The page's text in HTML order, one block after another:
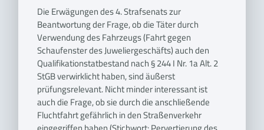
Die Erwägungen des 4. Strafsenats zur
Beantwortung der Frage, ob die Täter durch
Verwendung des Fahrzeugs (Fahrt gegen
Schaufenster des Juweliergeschäfts) auch den
Qualifikationstatbestand nach § 244 I Nr. 1a Alt. 2
StGB verwirklicht haben, sind äußerst
prüfungsrelevant. Nicht minder interessant ist
auch die Frage, ob sie durch die anschließende
Fluchtfahrt gefährlich in den Straßenverkehr